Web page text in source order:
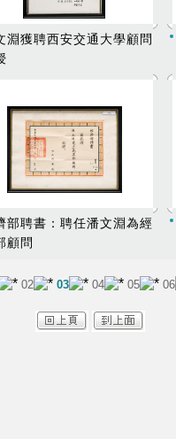
淵獲聘西安交通大學顧問
部聘書：聘任潘文淵為經
顧問
02 03 04 05 06